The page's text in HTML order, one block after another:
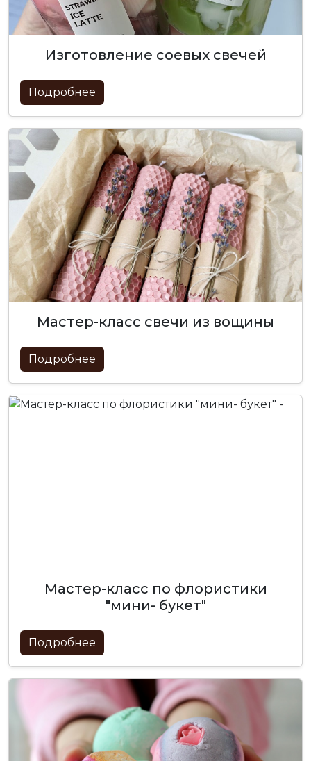
изготовление соевых свечей
Подробнее
мастер-класс свечи из вощины
Подробнее
мастер-класс по флористики
"мини- букет"
Подробнее